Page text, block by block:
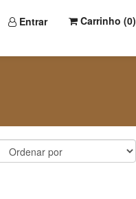
Entrar Carrinho (0)